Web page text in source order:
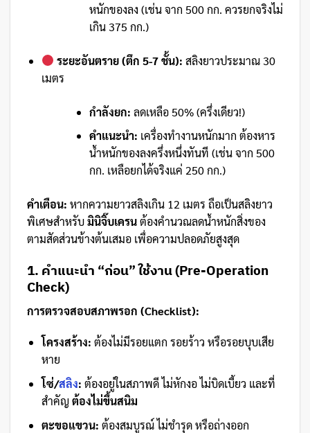
หนักของลง (เช่น จาก 500 กก. ควรยกจริงไม่
เกิน 375 กก.)
ระยะอันตราย (ตึก 5-7 ชั้น): สลิงยาวประมาณ 30
เมตร
กำลังยก: ลดเหลือ 50% (ครึ่งเดียว!)
คำแนะนำ: เครื่องทำงานหนักมาก ต้องหาร
น้ำหนักของลงครึ่งหนึ่งทันที (เช่น จาก 500
กก. เหลือยกได้จริงแค่ 250 กก.)
คำเตือน: หากความยาวสลิงเกิน 12 เมตร ถือเป็นสลิงยาว
พิเศษสำหรับมินิจิ๊บเครนต้องคำนวณลดน้ำหนักสิ่งของ
ตามสัดส่วนข้างต้นเสมอ เพื่อความปลอดภัยสูงสุด
1. คำแนะนำ “ก่อน” ใช้งาน (Pre-Operation
Check)
การตรวจสอบสภาพรอก (Checklist):
โครงสร้าง: ต้องไม่มีรอยแตก รอยร้าว หรือรอยบุบเสีย
หาย
โซ่/สลิง: ต้องอยู่ในสภาพดี ไม่หักงอ ไม่บิดเบี้ยว และที่
สำคัญต้องไม่ขึ้นสนิม
ตะขอแขวน: ต้องสมบูรณ์ ไม่ชำรุด หรือถ่างออก